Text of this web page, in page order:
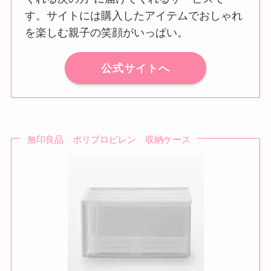
す。サイトには購入したアイテムでおしゃれ
を楽しむ親子の笑顔がいっぱい。
公式サイトへ
無印良品 ポリプロピレン 収納ケース